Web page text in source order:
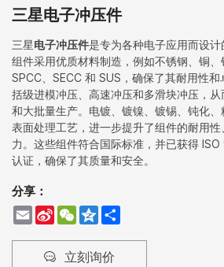
三星电子冲压件
三星电子冲压件是专为各种电子应用而设
组件采用优质材料制造，例如不锈钢、铜、
SPCC、SECC 和 SUS，确保了其耐用性
括级进模冲压、高速冲压和多滑块冲压，
和大批量生产。电镀、镀镍、镀锡、钝化
表面处理工艺，进一步提升了组件的耐用
力。这些组件符合国际标准，并已获得
认证，确保了其质量和安全。
分享：
EmailSina
Weibo
WeChat
QzoneShare
立刻询价